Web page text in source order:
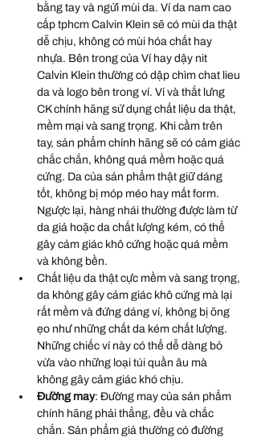
bằng tay và ngửi mùi da. Ví da nam cao
cấp tphcm Calvin Klein sẽ có mùi da thật
dễ chịu, không có mùi hóa chất hay
nhựa. Bên trong của Ví hay dậy nit
Calvin Klein thường có dập chìm chat lieu
da và logo bên trong ví. Ví và thắt lưng
CK chính hãng sử dụng chất liệu da thật,
mềm mại và sang trọng. Khi cầm trên
tay, sản phẩm chính hãng sẽ có cảm giác
chắc chắn, không quá mềm hoặc quá
cứng. Da của sản phẩm thật giữ dáng
tốt, không bị móp méo hay mất form.
Ngược lại, hàng nhái thường được làm từ
da giả hoặc da chất lượng kém, có thể
gây cảm giác khô cứng hoặc quá mềm
và không bền.
Chất liệu da thật cực mềm và sang trọng,
da không gây cảm giác khô cứng mà lại
rất mềm và đứng dáng ví, không bị õng
ẹo như những chất da kém chất lượng.
Những chiếc ví này có thể dễ dàng bỏ
vừa vào những loại túi quần âu mà
không gây cảm giác khó chịu.
Đường may: Đường may của sản phẩm
chính hãng phải thẳng, đều và chắc
chắn. Sản phẩm giả thường có đường